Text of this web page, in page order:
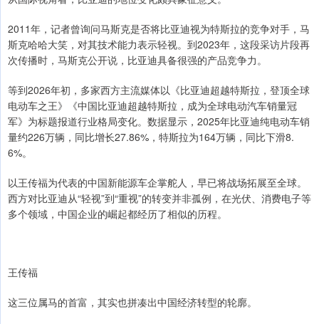
2011年，记者曾询问马斯克是否将比亚迪视为特斯拉的竞争对手，马
斯克哈哈大笑，对其技术能力表示轻视。到2023年，这段采访片段再
次传播时，马斯克公开说，比亚迪具备很强的产品竞争力。
等到2026年初，多家西方主流媒体以《比亚迪超越特斯拉，登顶全球
电动车之王》《中国比亚迪超越特斯拉，成为全球电动汽车销量冠
军》为标题报道行业格局变化。数据显示，2025年比亚迪纯电动车销
量约226万辆，同比增长27.86%，特斯拉为164万辆，同比下滑8.
6%。
以王传福为代表的中国新能源车企掌舵人，早已将战场拓展至全球。
西方对比亚迪从“轻视”到“重视”的转变并非孤例，在光伏、消费电子等
多个领域，中国企业的崛起都经历了相似的历程。
王传福
这三位属马的首富，其实也拼凑出中国经济转型的轮廓。